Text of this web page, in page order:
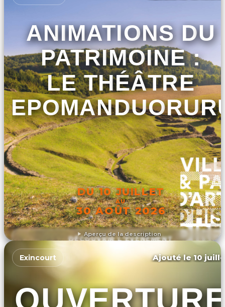
Aperçu de la description
ANIMATIONS DU
PATRIMOINE :
LE THÉÂTRE
DU 10 JUILLET
AU
30 AOÛT 2026
DÉCOUVRIR L'ÉVÉNEMENT
Exincourt Ajouté le 10